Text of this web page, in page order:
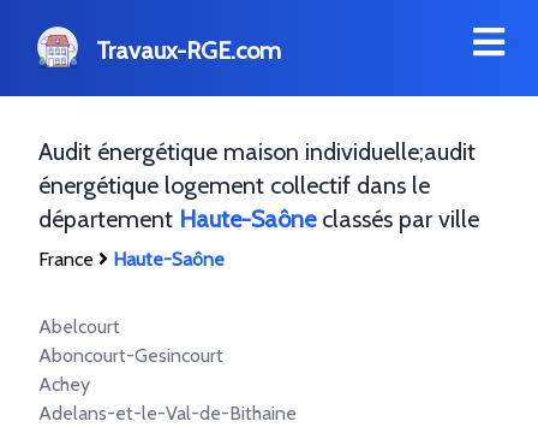
Travaux-RGE.com
Audit énergétique maison individuelle;audit
énergétique logement collectif dans le
département Haute-Saôneclassés par ville
France Haute-Saône
Abelcourt
Aboncourt-Gesincourt
Achey
Adelans-et-le-Val-de-Bithaine